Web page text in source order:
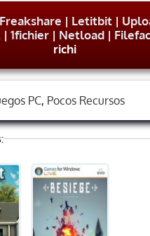
Freakshare | Letitbit |
| 1fichier| Netload|
richi
PC, Pocos Recursos